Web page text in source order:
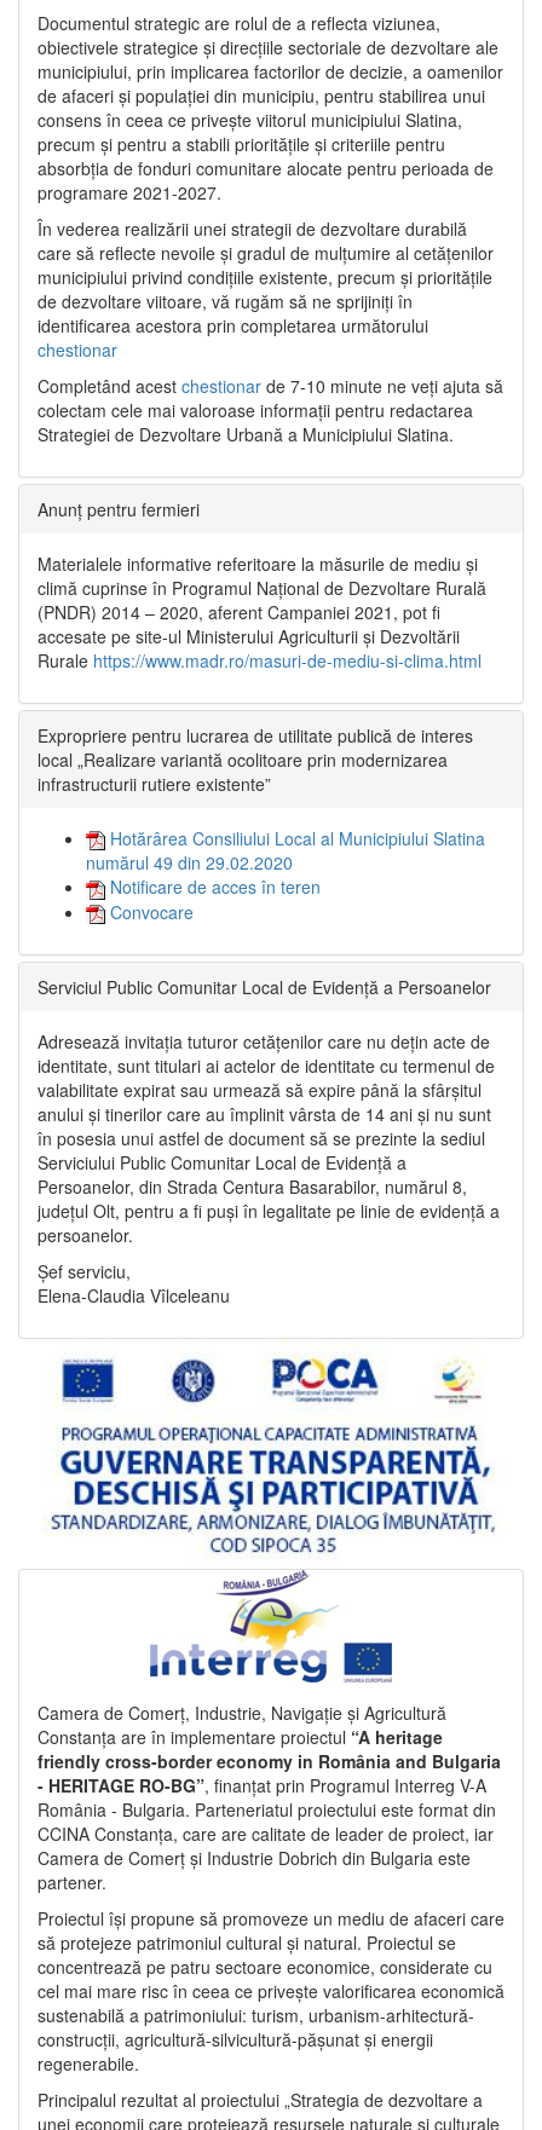
Documentul strategic are rolul de a reflecta viziunea,
obiectivele strategice și direcțiile sectoriale de dezvoltare ale
municipiului, prin implicarea factorilor de decizie, a oamenilor
de afaceri și populației din municipiu, pentru stabilirea unui
consens în ceea ce privește viitorul municipiului Slatina,
precum și pentru a stabili prioritățile și criteriile pentru
absorbția de fonduri comunitare alocate pentru perioada de
programare 2021-2027.
În vederea realizării unei strategii de dezvoltare durabilă
care să reflecte nevoile și gradul de mulțumire al cetățenilor
municipiului privind condițiile existente, precum și prioritățile
de dezvoltare viitoare, vă rugăm să ne sprijiniți în
identificarea acestora prin completarea următorului
chestionar
Completând acest chestionar de 7-10 minute ne veți ajuta să
colectam cele mai valoroase informații pentru redactarea
Strategiei de Dezvoltare Urbană a Municipiului Slatina.
Anunț pentru fermieri
Materialele informative referitoare la măsurile de mediu și
climă cuprinse în Programul Național de Dezvoltare Rurală
(PNDR) 2014 – 2020, aferent Campaniei 2021, pot fi
accesate pe site-ul Ministerului Agriculturii și Dezvoltării
Rurale https://www.madr.ro/masuri-de-mediu-si-clima.html
Expropriere pentru lucrarea de utilitate publică de interes
local „Realizare variantă ocolitoare prin modernizarea
infrastructurii rutiere existente”
Hotărârea Consiliului Local al Municipiului Slatina
numărul 49 din 29.02.2020
Notificare de acces în teren
Convocare
Serviciul Public Comunitar Local de Evidență a Persoanelor
Adresează invitația tuturor cetățenilor care nu dețin acte de
identitate, sunt titulari ai actelor de identitate cu termenul de
valabilitate expirat sau urmează să expire până la sfârșitul
anului și tinerilor care au împlinit vârsta de 14 ani și nu sunt
în posesia unui astfel de document să se prezinte la sediul
Serviciului Public Comunitar Local de Evidență a
Persoanelor, din Strada Centura Basarabilor, numărul 8,
județul Olt, pentru a fi puși în legalitate pe linie de evidență a
persoanelor.
Șef serviciu,
Elena-Claudia Vîlceleanu
Camera de Comerț, Industrie, Navigație și Agricultură
Constanța are în implementare proiectul “A heritage
friendly cross-border economy in România and Bulgaria
- HERITAGE RO-BG”, finanțat prin Programul Interreg V-A
România - Bulgaria. Parteneriatul proiectului este format din
CCINA Constanța, care are calitate de leader de proiect, iar
Camera de Comerț și Industrie Dobrich din Bulgaria este
partener.
Proiectul își propune să promoveze un mediu de afaceri care
să protejeze patrimoniul cultural și natural. Proiectul se
concentrează pe patru sectoare economice, considerate cu
cel mai mare risc în ceea ce privește valorificarea economică
sustenabilă a patrimoniului: turism, urbanism-arhitectură-
construcții, agricultură-silvicultură-pășunat și energii
regenerabile.
Principalul rezultat al proiectului „Strategia de dezvoltare a
unei economii care protejează resursele naturale și culturale